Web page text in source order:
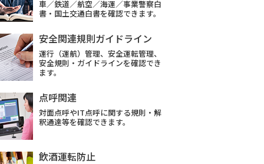
車／鉄道／航空／海運／事業警察白
書・国土交通白書を確認できます。
安全関連規則ガイドライン
運行（運航）管理、安全運転管理、
安全規則・ガイドラインを確認でき
ます。
点呼関連
対面点呼やIT点呼に関する規則・解
釈通達等を確認できます。
飲酒運転防止